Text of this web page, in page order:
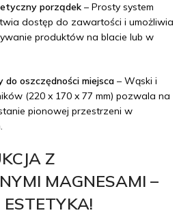
porządek – Prosty system
dostęp do zawartości i umożliwia
produktów na blacie lub w
do oszczędności miejsca – Wąski i
(220 x 170 x 77 mm) pozwala na
pionowej przestrzeni w
Z
MAGNESAMI –